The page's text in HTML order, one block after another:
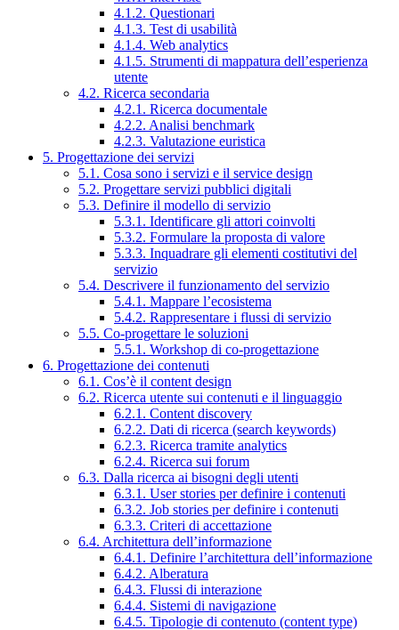
4.1.2. Questionari
4.1.3. Test di usabilità
4.1.4. Web analytics
4.1.5. Strumenti di mappatura dell’esperienza
utente
4.2. Ricerca secondaria
4.2.1. Ricerca documentale
4.2.2. Analisi benchmark
4.2.3. Valutazione euristica
5. Progettazione dei servizi
5.1. Cosa sono i servizi e il service design
5.2. Progettare servizi pubblici digitali
5.3. Definire il modello di servizio
5.3.1. Identificare gli attori coinvolti
5.3.2. Formulare la proposta di valore
5.3.3. Inquadrare gli elementi costitutivi del
servizio
5.4. Descrivere il funzionamento del servizio
5.4.1. Mappare l’ecosistema
5.4.2. Rappresentare i flussi di servizio
5.5. Co-progettare le soluzioni
5.5.1. Workshop di co-progettazione
6. Progettazione dei contenuti
6.1. Cos’è il content design
6.2. Ricerca utente sui contenuti e il linguaggio
6.2.1. Content discovery
6.2.2. Dati di ricerca (search keywords)
6.2.3. Ricerca tramite analytics
6.2.4. Ricerca sui forum
6.3. Dalla ricerca ai bisogni degli utenti
6.3.1. User stories per definire i contenuti
6.3.2. Job stories per definire i contenuti
6.3.3. Criteri di accettazione
6.4. Architettura dell’informazione
6.4.1. Definire l’architettura dell’informazione
6.4.2. Alberatura
6.4.3. Flussi di interazione
6.4.4. Sistemi di navigazione
6.4.5. Tipologie di contenuto (content type)